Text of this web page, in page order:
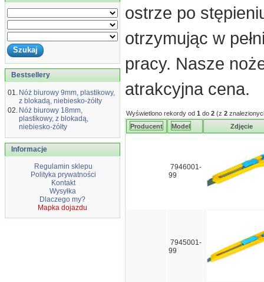
Bestsellery
01. Nóż biurowy 9mm, plastikowy,
z blokadą, niebiesko-żółty
02. Nóż biurowy 18mm,
plastikowy, z blokadą,
niebiesko-żółty
Informacje
Regulamin sklepu
Polityka prywatności
Kontakt
Wysyłka
Dlaczego my?
Mapka dojazdu
ostrze po
otrzymując w
pracy. Nasze
atrakcyjna cena.
Wyświetlono rekordy od 1 do 2 (z 2
Producent
Model Zdjęcie
7946001-
99
7945001-
99